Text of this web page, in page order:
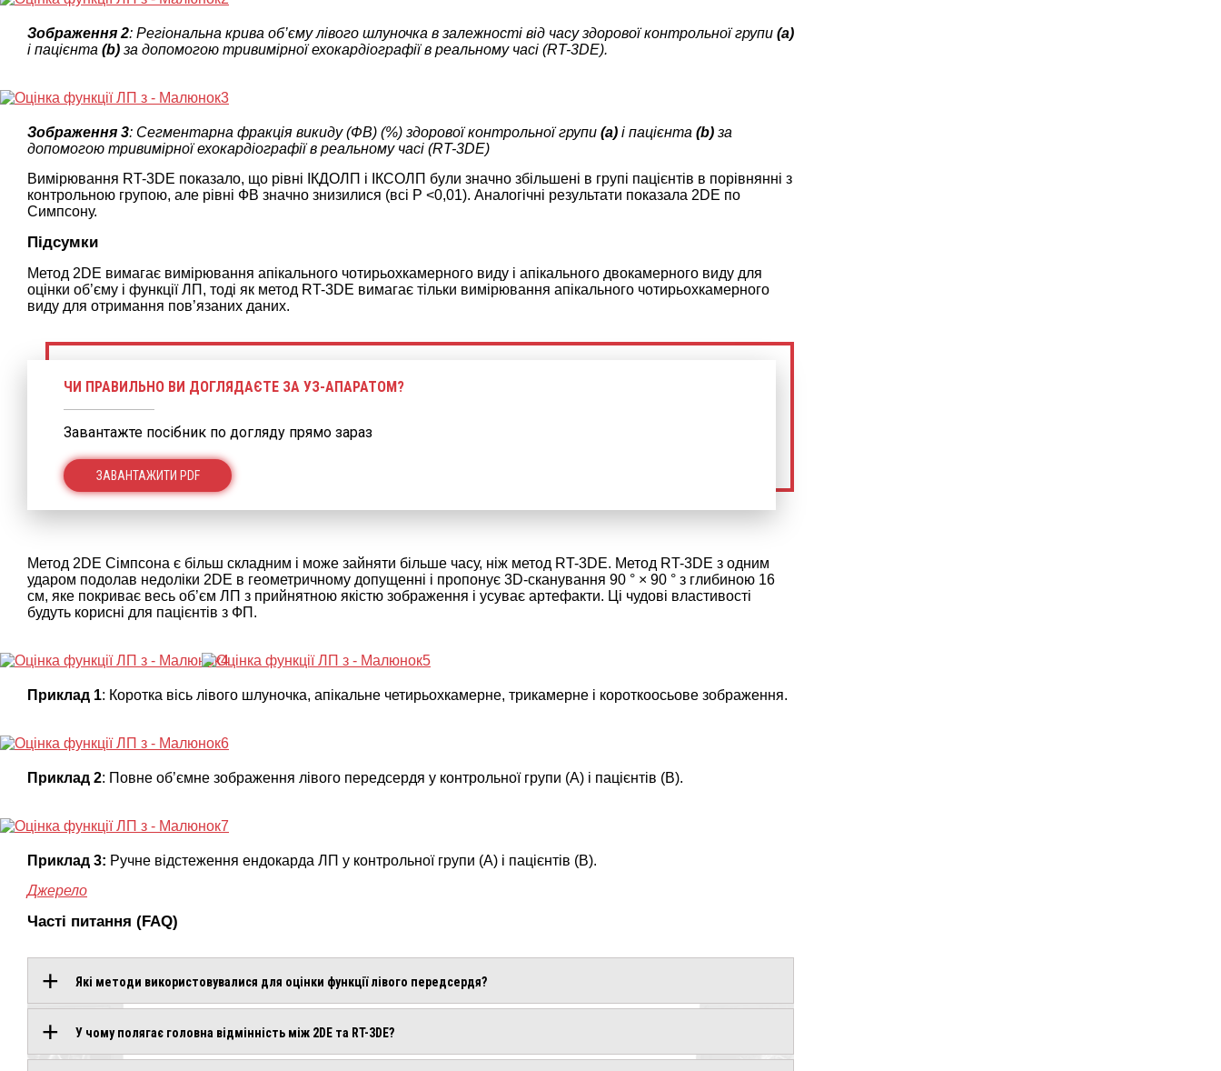
Зображення 2: Регіональна крива об’єму лівого шлуночка в залежності від часу здорової контрольної групи (а)
і пацієнта (b) за допомогою тривимірної ехокардіографії в реальному часі (RT-3DE).
Зображення 3: Сегментарна фракція викиду (ФВ) (%) здорової контрольної групи (а) і пацієнта (b) за
допомогою тривимірної ехокардіографії в реальному часі (RT-3DE)
Вимірювання RT-3DE показало, що рівні ІКДОЛП і ІКСОЛП були значно збільшені в групі пацієнтів в порівнянні з
контрольною групою, але рівні ФВ значно знизилися (всі P <0,01). Аналогічні результати показала 2DE по
Симпсону.
Підсумки
Метод 2DE вимагає вимірювання апікального чотирьохкамерного виду і апікального двокамерного виду для
оцінки об’єму і функції ЛП, тоді як метод RT-3DE вимагає тільки вимірювання апікального чотирьохкамерного
виду для отримання пов’язаних даних.
ЧИ ПРАВИЛЬНО ВИ ДОГЛЯДАЄТЕ ЗА УЗ-АПАРАТОМ?
Завантажте посібник по догляду прямо зараз
ЗАВАНТАЖИТИ PDF
Метод 2DE Сімпсона є більш складним і може зайняти більше часу, ніж метод RT-3DE. Метод RT-3DE з одним
ударом подолав недоліки 2DE в геометричному допущенні і пропонує 3D-сканування 90 ° × 90 ° з глибиною 16
см, яке покриває весь об’єм ЛП з прийнятною якістю зображення і усуває артефакти. Ці чудові властивості
будуть корисні для пацієнтів з ФП.
Приклад 1: Коротка вісь лівого шлуночка, апікальне четирьохкамерне, трикамерне і короткоосьове зображення.
Приклад 2: Повне об’ємне зображення лівого передсердя у контрольної групи (А) і пацієнтів (В).
Приклад 3: Ручне відстеження ендокарда ЛП у контрольної групи (A) і пацієнтів (B).
Джерело
Часті питання (FAQ)
Які методи використовувалися для оцінки функції лівого передсердя?
У чому полягає головна відмінність між 2DE та RT-3DE?
ОБЛАДНАННЯ
З